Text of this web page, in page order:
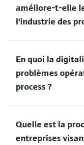
améliore-t-elle
l'industrie des
En quoi la
problèmes
process ?
Quelle est la
entreprises